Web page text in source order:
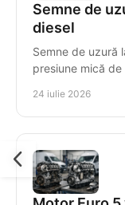
Semne de
diesel
Semne de uzură
presiune mică
24 iulie 2026